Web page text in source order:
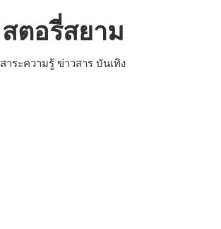
สตอรี่สยาม
สาระความรู้ ข่าวสาร บันเทิง